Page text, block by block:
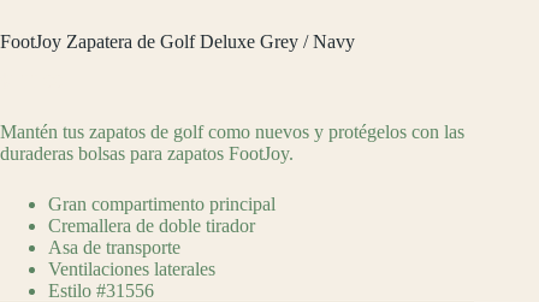
FootJoy Zapatera de Golf Deluxe Grey / Navy
Mantén tus zapatos de golf como nuevos y protégelos con las
duraderas bolsas para zapatos FootJoy.
Gran compartimento principal
Cremallera de doble tirador
Asa de transporte
Ventilaciones laterales
Estilo #31556